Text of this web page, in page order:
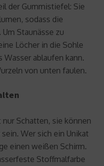
der Gummistiefel: Sie
sodass die
Staunässe zu
Löcher in die Sohle
Wasser ablaufen kann.
von unten faulen.
Schatten, sie können
Wer sich ein Unikat
einen weißen Schirm.
Stoffmalfarbe